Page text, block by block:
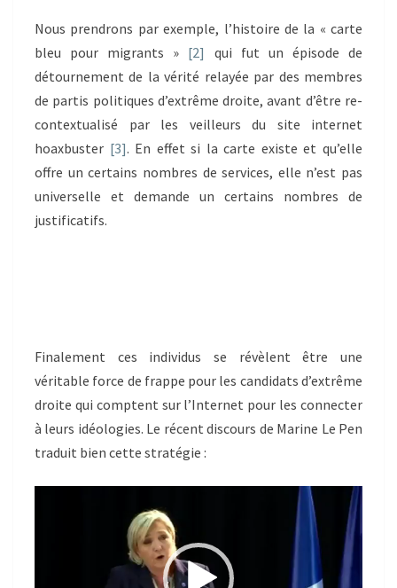
Nous prendrons par exemple, l’histoire de la « carte
bleu pour migrants » [2]
qui fut un épisode de
détournement de la vérité relayée par des membres
de partis politiques d’extrême droite, avant d’être re-
contextualisé par les veilleurs du site internet
hoaxbuster [3]. En effet si la carte existe et qu’elle
offre un certains nombres de services, elle n’est pas
universelle et demande un certains nombres de
justificatifs.
Finalement ces individus se révèlent être une
véritable force de frappe pour les candidats d’extrême
droite qui comptent sur l’Internet pour les connecter
à leurs idéologies. Le récent discours de Marine Le Pen
traduit bien cette stratégie :